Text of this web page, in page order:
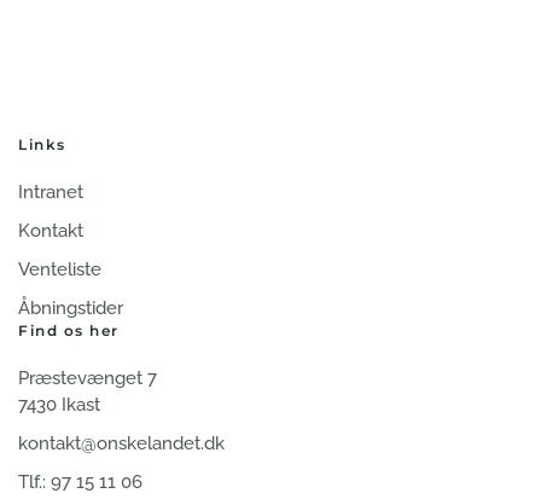
Links
Intranet
Kontakt
Venteliste
Åbningstider
Find os her
Præstevænget 7
7430 Ikast
kontakt@onskelandet.dk
Tlf.: 97 15 11 06